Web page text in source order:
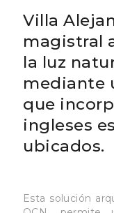
Villa
magistral
la luz
mediante
que
ingleses
ubicados.
Esta solución